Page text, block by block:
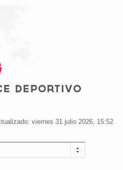
viernes 31 julio 2026, 15:52